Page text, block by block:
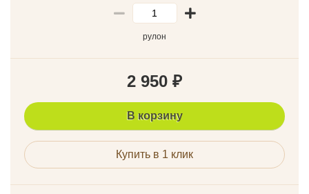
рулон
2 950 ₽
В корзину
Купить в 1 клик